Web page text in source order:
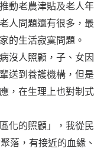
老農津貼及老人年
人問題還有很多，最
的生活寂寞問題。
人照顧，子、女因
送到養護機構，但是
，在生理上也對制式
的照顧」，我從民
落，有接近的血緣、